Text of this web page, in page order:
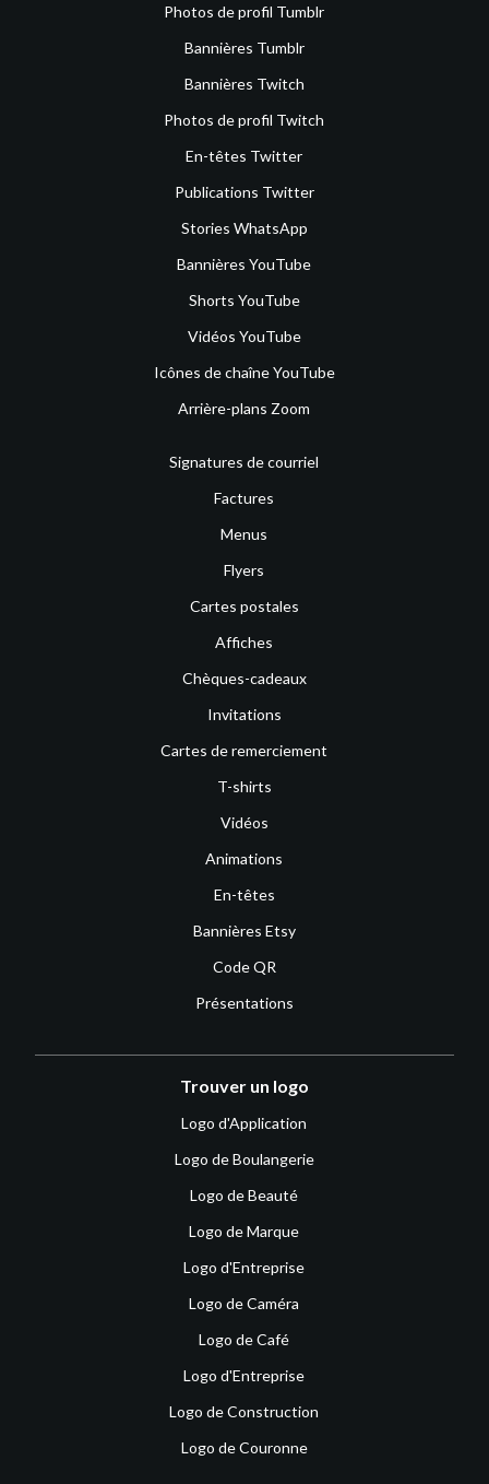
Photos de profil Tumblr
Bannières Tumblr
Bannières Twitch
Photos de profil Twitch
En-têtes Twitter
Publications Twitter
Stories WhatsApp
Bannières YouTube
Shorts YouTube
Vidéos YouTube
Icônes de chaîne YouTube
Arrière-plans Zoom
Signatures de courriel
Factures
Menus
Flyers
Cartes postales
Affiches
Chèques-cadeaux
Invitations
Cartes de remerciement
T-shirts
Vidéos
Animations
En-têtes
Bannières Etsy
Code QR
Présentations
Trouver un logo
Logo d'Application
Logo de Boulangerie
Logo de Beauté
Logo de Marque
Logo d'Entreprise
Logo de Caméra
Logo de Café
Logo d'Entreprise
Logo de Construction
Logo de Couronne